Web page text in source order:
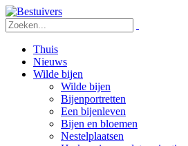
Thuis
Nieuws
Wilde bijen
Wilde bijen
Bijenportretten
Een bijenleven
Bijen en bloemen
Nestelplaatsen